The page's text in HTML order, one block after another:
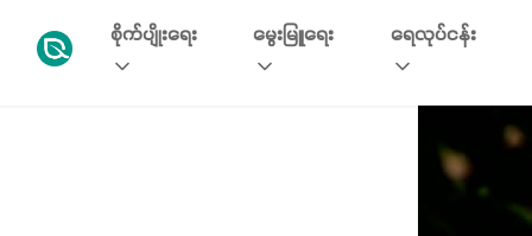
စိုက်ပျိုးရေး မွေးမြူရေး ရေလုပ်ငန်း